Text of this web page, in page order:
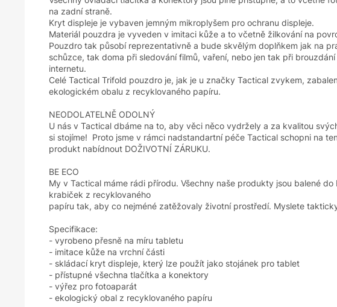
na zadní straně.
Kryt displeje je vybaven jemným mikroplyšem pro ochranu displeje.
Materiál pouzdra je vyveden v imitaci kůže a to včetně žilkování na
Pouzdro tak působí reprezentativně a bude skvělým doplňkem jak na
schůzce, tak doma při sledování filmů, vaření, nebo jen tak při brouzdání
internetu.
Celé Tactical Trifold pouzdro je, jak je u značky Tactical zvykem,
ekologickém obalu z recyklovaného papíru.
NEODOLATELNĚ ODOLNÝ
U nás v Tactical dbáme na to, aby věci něco vydržely a za kvalitou
si stojíme! Proto jsme v rámci nadstandartní péče Tactical schopni na
produkt nabídnout DOŽIVOTNÍ ZÁRUKU.
BE ECO
My v Tactical máme rádi přírodu. Všechny naše produkty jsou balené do
krabiček z recyklovaného
papíru tak, aby co nejméné zatěžovaly životní prostředí. Myslete
Specifikace:
- vyrobeno přesně na míru tabletu
- imitace kůže na vrchní části
- skládací kryt displeje, který lze použít jako stojánek pro tablet
- přístupné všechna tlačítka a konektory
- výřez pro fotoaparát
- ekologický obal z recyklovaného papíru